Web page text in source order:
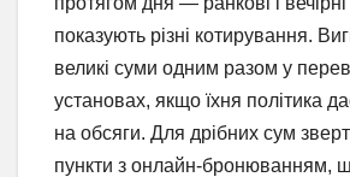
показують різні котирування.
великі суми одним разом у
установах, якщо їхня політика
на обсяги. Для дрібних сум
пункти з онлайн-бронюванням,